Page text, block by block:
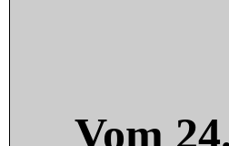
Vom